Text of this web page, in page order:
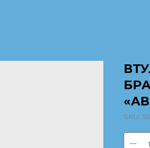
SKU: